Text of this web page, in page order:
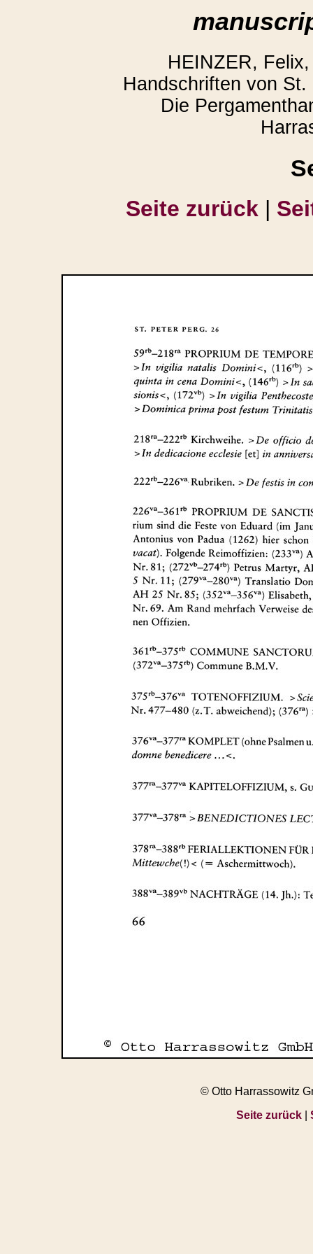
HEINZER,
Handschriften von
Die
Seite zurück |
© Otto Harrassowitz
Seite zurück|